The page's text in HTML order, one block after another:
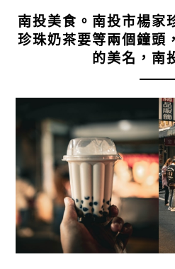
南投美食。南投市楊家
珍珠奶茶要等兩個鐘頭
的美名，南